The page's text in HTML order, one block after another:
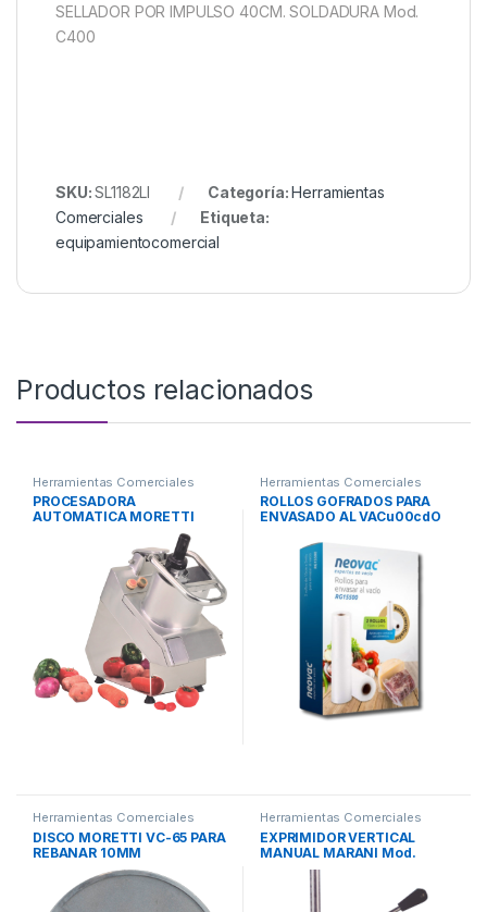
SELLADOR POR IMPULSO 40CM. SOLDADURA Mod.
C400
SKU:SL1182LI Categoría:Herramientas
Comerciales
Etiqueta:
equipamientocomercial
Productos relacionados
Herramientas Comerciales
PROCESADORA
AUTOMATICA MORETTI
Herramientas Comerciales
ROLLOS GOFRADOS PARA
ENVASADO AL VACu00cdO
Herramientas Comerciales
DISCO MORETTI VC-65 PARA
REBANAR 10MM
Herramientas Comerciales
EXPRIMIDOR VERTICAL
MANUAL MARANI Mod.
212070